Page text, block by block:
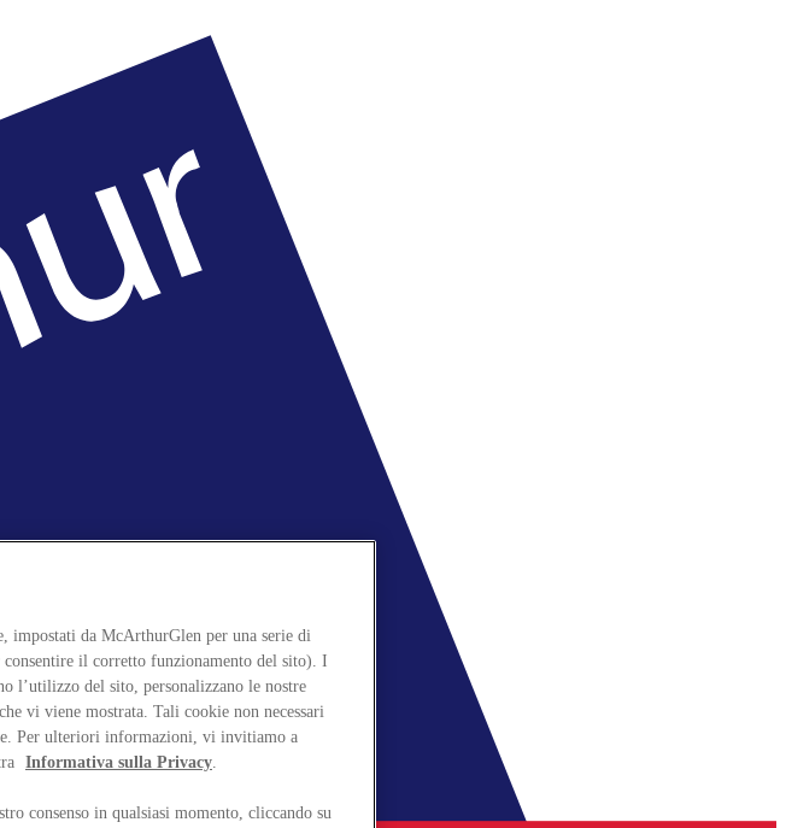
impostati da McArthurGlen per una serie di
il corretto funzionamento del sito). I
l’utilizzo del sito, personalizzano le nostre
vi viene mostrata. Tali cookie non necessari
Per ulteriori informazioni, vi invitiamo a
Informativa sulla Privacy.
consenso in qualsiasi momento, cliccando su